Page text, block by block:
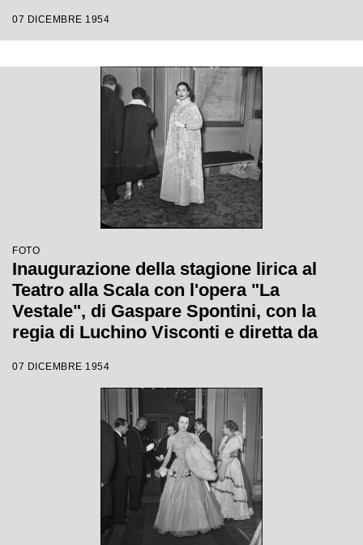
07 DICEMBRE 1954
FOTO
Inaugurazione della stagione lirica al
Teatro alla Scala con l'opera "La
Vestale", di Gaspare Spontini, con la
regia di Luchino Visconti e diretta da
07 DICEMBRE 1954